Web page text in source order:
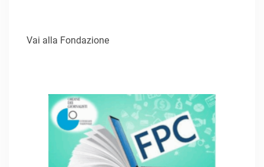
Vai alla Fondazione